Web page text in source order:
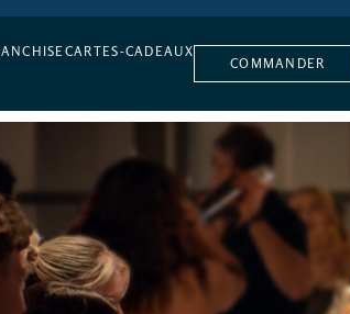
CARTES-CADEAUX
COMMANDER